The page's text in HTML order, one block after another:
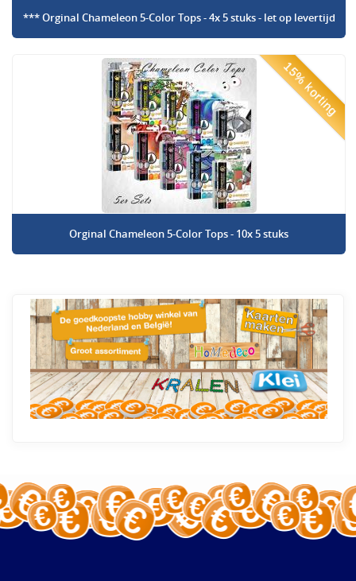
*** Orginal Chameleon 5-Color Tops - 4x 5 stuks - let op levertijd
15% korting
Orginal Chameleon 5-Color Tops - 10x 5 stuks